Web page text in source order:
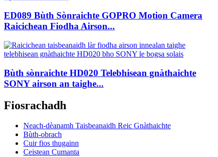
ED089 Bùth Sònraichte GOPRO Motion Camera
Raicichean Fiodha Airson...
Bùth sònraichte HD020 Telebhisean gnàthaichte
SONY airson an taighe...
Fiosrachadh
Neach-dèanamh Taisbeanaidh Reic Gnàthaichte
Bùth-obrach
Cuir fios thugainn
Ceistean Cumanta